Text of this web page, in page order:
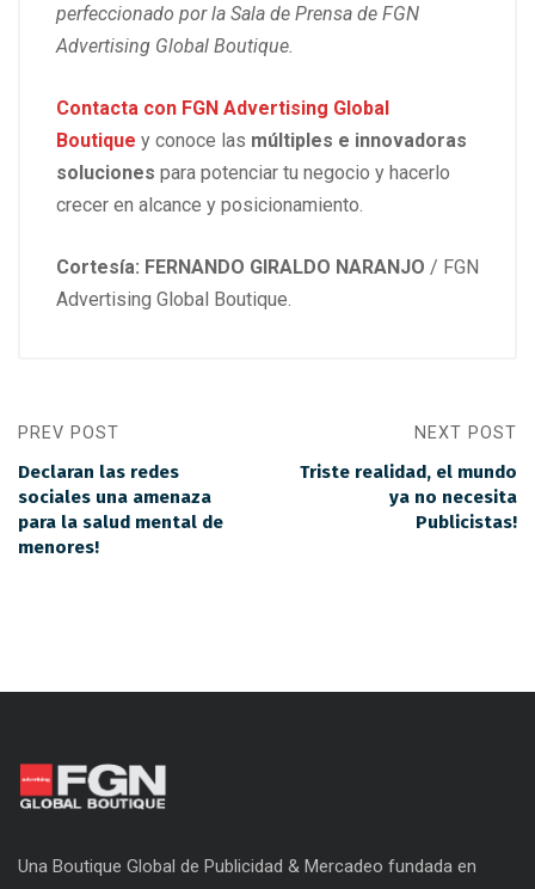
perfeccionado por la Sala de Prensa de FGN
Advertising Global Boutique.
Contacta con FGN Advertising Global
Boutique y conoce las múltiples e innovadoras
soluciones para potenciar tu negocio y hacerlo
crecer en alcance y posicionamiento.
Cortesía: FERNANDO GIRALDO NARANJO / FGN
Advertising Global Boutique.
PREV POST
Declaran las redes
sociales una amenaza
para la salud mental de
menores!
NEXT POST
Triste realidad, el mundo
ya no necesita
Publicistas!
Una Boutique Global de Publicidad & Mercadeo fundada en